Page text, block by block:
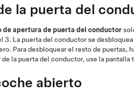
la puerta del
de apertura de puerta del conductor
3. La puerta del conductor se
Para desbloquear el resto de puertas,
la puerta del conductor, use la pantalla
abierto